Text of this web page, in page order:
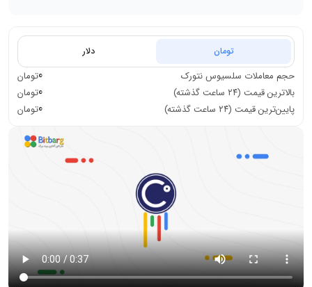
تومان دلار
حجم معاملات سلسیوس نتورک 0تومان
بالاترین قیمت (۲۴ ساعت گذشته)
0تومان
پایین‌ترین قیمت (۲۴ ساعت گذشته)
0تومان